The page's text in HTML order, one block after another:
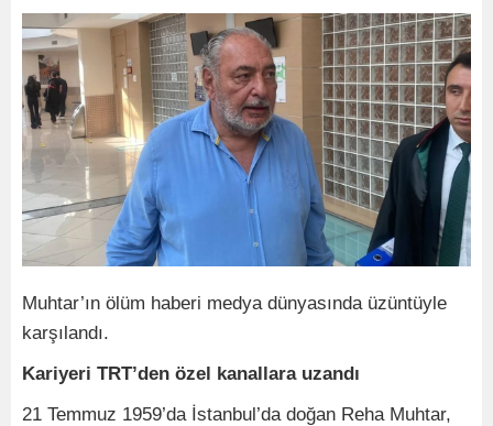
Muhtar’ın ölüm haberi medya dünyasında üzüntüyle
karşılandı.
Kariyeri TRT’den özel kanallara uzandı
21 Temmuz 1959’da İstanbul’da doğan Reha Muhtar,